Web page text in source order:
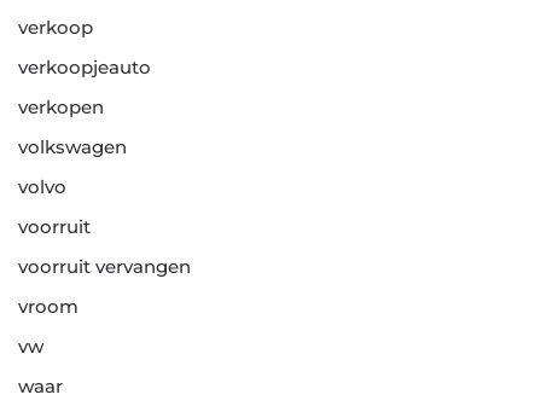
verkoop
verkoopjeauto
verkopen
volkswagen
volvo
voorruit
voorruit vervangen
vroom
vw
waar